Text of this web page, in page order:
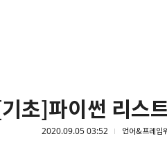
초]파이썬 리스
2020.09.05 03:52